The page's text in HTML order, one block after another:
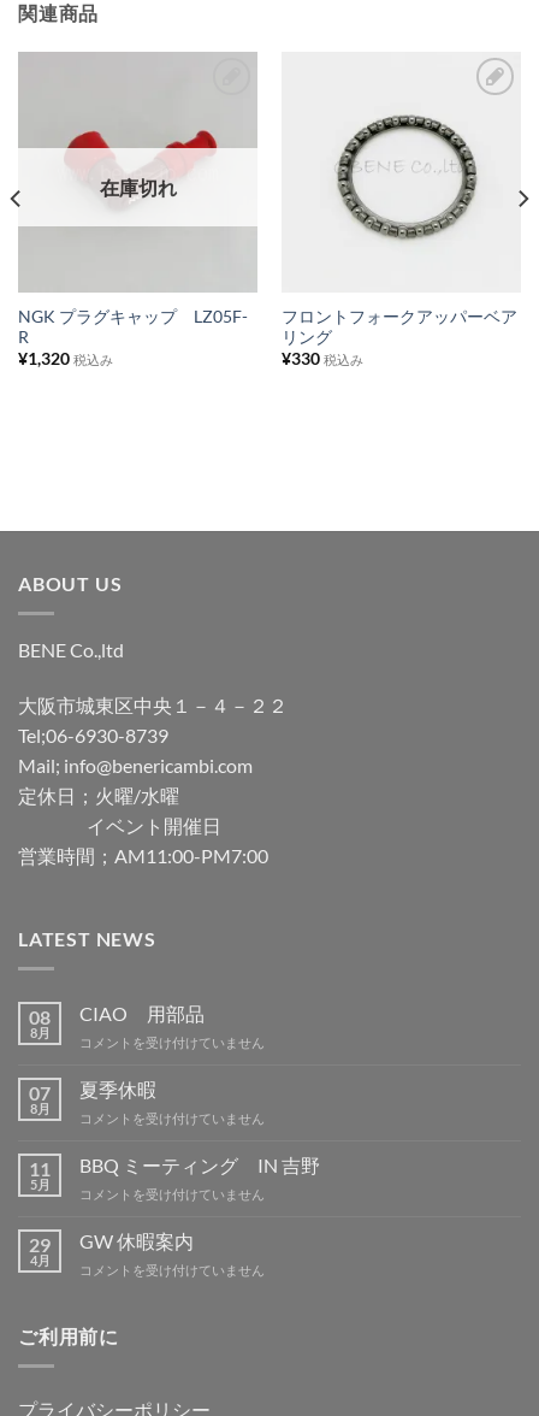
関連商品
気
ス
在庫切れ
NGK プラグキャップ LZ05F-
R
¥1,320 税込み
気
に
入
ス
フロントフォークアッパーベア
リング
¥330 税込み
ABOUT US
BENE Co.,ltd
大阪市城東区中央１－４－２２
Tel;06-6930-8739
Mail; info@benericambi.com
定休日；火曜/水曜
イベント開催日
営業時間；AM11:00-PM7:00
LATEST NEWS
08
8月
CIAO 用部品
CIAO
部
品
は
コメントを受け付けていません
07
8月
夏季休暇
夏
休
暇
は
コメントを受け付けていません
11
5月
BBQ ミーティング IN 吉野
BBQ
ー
テ
ィ
IN
コメントを受け付けていません
29
4月
GW 休暇案内
GW
案
内
コメントを受け付けていません
ご利用前に
プライバシーポリシー